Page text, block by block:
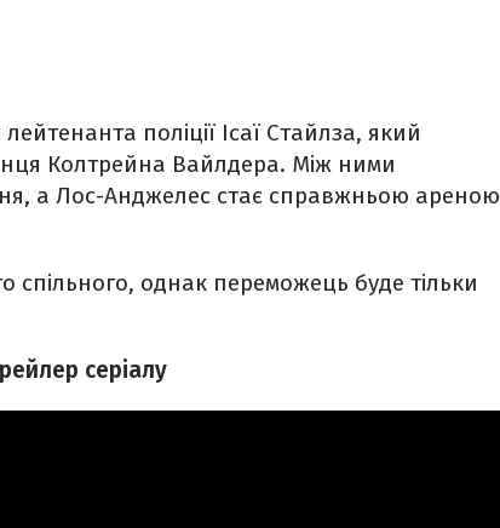
поліції Ісаї Стайлза, який
Колтрейна Вайлдера. Між ними
а Лос-Анджелес стає справжньою ареною
спільного, однак переможець буде тільки
серіалу